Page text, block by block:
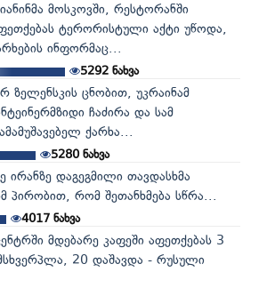
მოსკოვში, რესტორანში
ტერორისტული აქტი უწოდა,
ინფორმაც...
5292ნახვა
ზელენსკის ცნობით, უკრაინამ
ჩაძირა და სამ
ქარხა...
5280ნახვა
ირანზე დაგეგმილი თავდასხმა
პირობით, რომ შეთანხმება სწრა...
4017ნახვა
მდებარე კაფეში აფეთქებას 3
20 დაშავდა - რუსული